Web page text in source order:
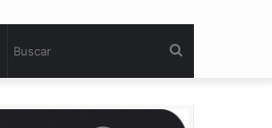
Cambiar